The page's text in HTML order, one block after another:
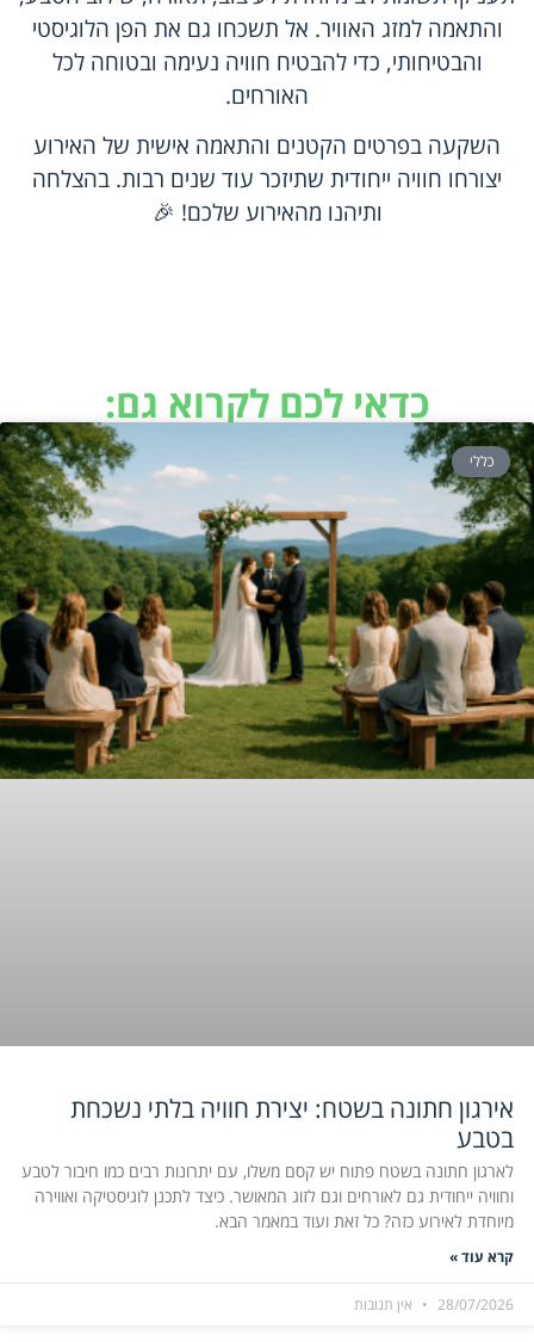
והתאמה למזג האוויר. אל תשכחו גם את הפן הלוגיסטי
והבטיחותי, כדי להבטיח חוויה נעימה ובטוחה לכל
האורחים.
השקעה בפרטים הקטנים והתאמה אישית של האירוע
יצורחו חוויה ייחודית שתיזכר עוד שנים רבות. בהצלחה
ותיהנו מהאירוע שלכם! 🎉
כדאי לכם לקרוא גם:
כללי
אירגון חתונה בשטח: יצירת חוויה בלתי נשכחת
בטבע
לארגון חתונה בשטח פתוח יש קסם משלו, עם יתרונות רבים כמו חיבור לטבע
וחוויה ייחודית גם לאורחים וגם לזוג המאושר. כיצד לתכנן לוגיסטיקה ואווירה
מיוחדת לאירוע כזה? כל זאת ועוד במאמר הבא.
קרא עוד »
28/07/2026 אין תגובות